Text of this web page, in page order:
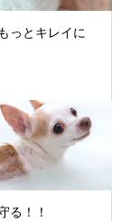
っとキレイに
る！！